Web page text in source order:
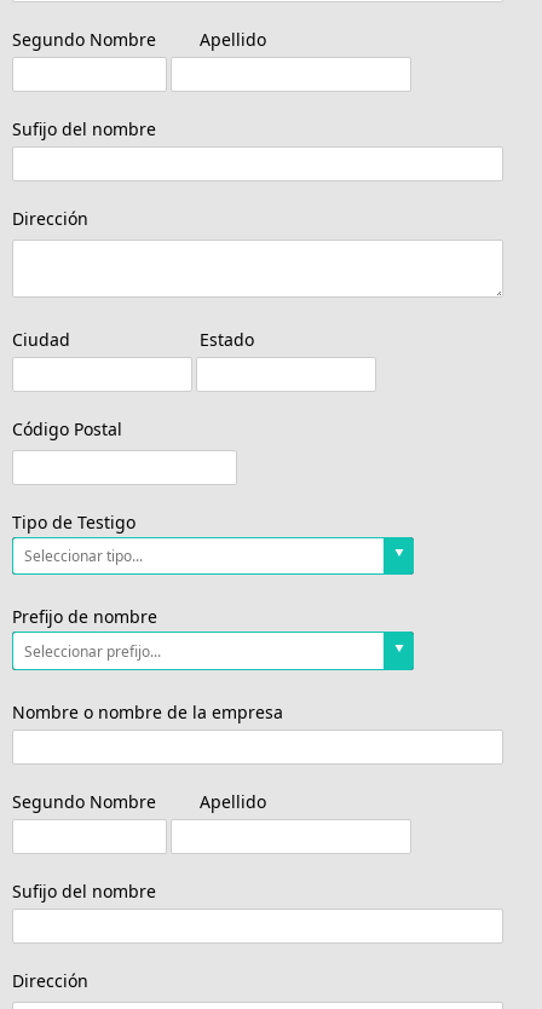
Segundo Nombre Apellido
Sufijo del nombre
Dirección
Ciudad Estado
Código Postal
Tipo de Testigo
Prefijo de nombre
Nombre o nombre de la empresa
Segundo Nombre Apellido
Sufijo del nombre
Dirección